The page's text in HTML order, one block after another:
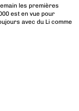
les premières
est en vue pour
avec du Li comme